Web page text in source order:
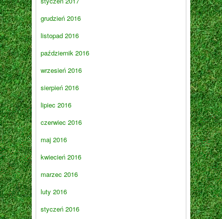
grudzień 2016
listopad 2016
październik 2016
wrzesień 2016
sierpień 2016
lipiec 2016
czerwiec 2016
maj 2016
kwiecień 2016
marzec 2016
luty 2016
styczeń 2016